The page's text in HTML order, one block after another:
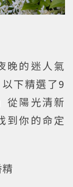
晚的迷人氣
下精選了9
從陽光清新
到你的命定